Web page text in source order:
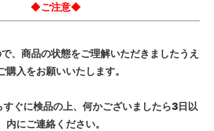
◆ご注意◆
、商品の状態をご理解いただきましたうえ
購入をお願いいたします。
ぐに検品の上、何かございましたら3日以
内にご連絡ください。